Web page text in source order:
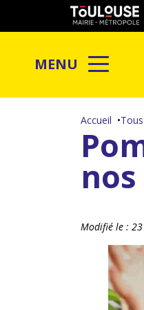
Gestion de vos préférences
au
MENU
Accueil
Modifié le :